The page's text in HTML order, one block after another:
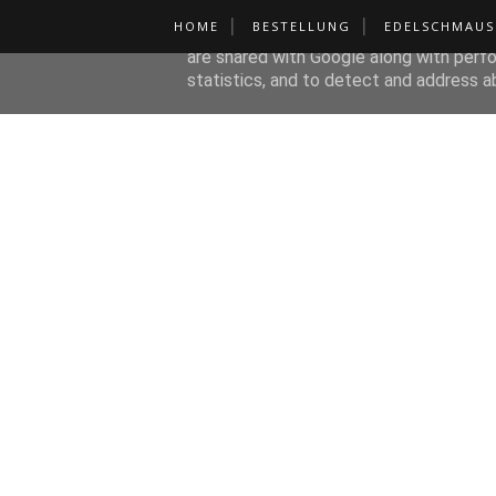
HOME BESTELLUNG EDELSCHMAUS
This site uses cookies from Google to
are shared with Google along with
statistics, and to detect and address